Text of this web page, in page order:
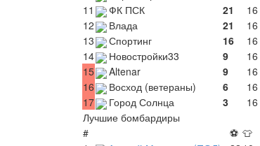
11
ФК ПСК 21 16
12
Влада 21 16
13
Спортинг 16 16
14
Новостройки33 9 16
15
Altenar 9 16
16
Восход (ветераны) 6 16
17
Город Солнца 3 16
Лучшие бомбардиры
#
⚽ 👕